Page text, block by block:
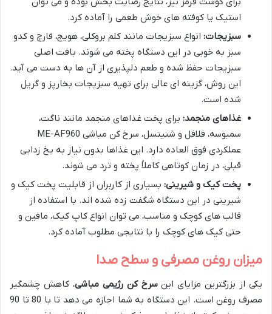
استیک یا کوفته های خوش طعمی را آماده کرد.
سبزیجات: انواع سبزیجات مانند کلم بروکلی، هویج، قارچ و کدو
سبز به خوبی در این دستگاه پخته می شوند. بافت اصلی
سبزیجات حفظ شده و طعم دلپذیری از آن ها به دست می آید.
این روش، گزینه ای عالی برای تهیه سبزیجات بخارپز و گریل
شده است.
غذاهای منجمد: برای پخت غذاهای منجمد مانند ناگت،
سمبوسه، فلافل و شنیتسل، سرخ کن مباشی ME-AF960
عملکردی فوق العاده دارد. این غذاها بدون نیاز به یخ زدایی
قبلی، در زمان کوتاهی کاملاً پخته و ترد می شوند.
پخت کیک و شیرینی: بسیاری از کاربران از قابلیت پخت کیک و
شیرینی در این دستگاه شگفت زده شده اند. با استفاده از
قالب های کوچک و مناسب، می توان انواع کاپ کیک، مافین و
حتی کیک های کوچک را با نتایجی مطلوب آماده کرد.
میزان روغن مصرفی و سطح صدا
یکی از بزرگترین مزایای اینسرخ کن رژیمی مباشی، کاهش چشمگیر
مصرف روغن است. این دستگاه به شما اجازه می دهد تا با 80 تا 90